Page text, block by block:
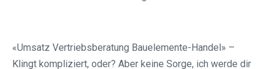
«Umsatz Vertriebsberatung Bauelemente-Handel» –
Klingt kompliziert, oder? Aber keine Sorge, ich werde dir